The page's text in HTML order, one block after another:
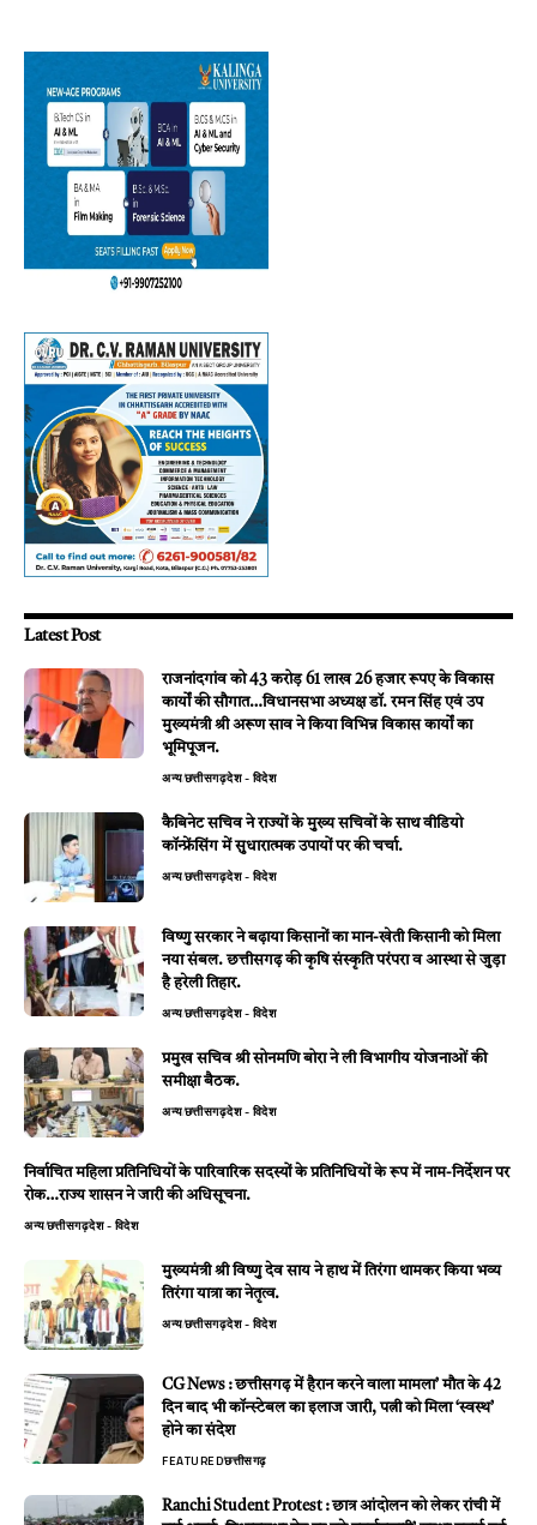
Latest Post
राजनांदगांव को 43 करोड़ 61 लाख 26 हजार रूपए के विकास
कार्यों की सौगात…विधानसभा अध्यक्ष डॉ. रमन सिंह एवं उप
मुख्यमंत्री श्री अरूण साव ने किया विभिन्न विकास कार्यों का
भूमिपूजन.
अन्यछत्तीसगढ़देश - विदेश
कैबिनेट सचिव ने राज्यों के मुख्य सचिवों के साथ वीडियो
कॉन्फ्रेंसिंग में सुधारात्मक उपायों पर की चर्चा.
अन्यछत्तीसगढ़देश - विदेश
विष्णु सरकार ने बढ़ाया किसानों का मान-खेती किसानी को मिला
नया संबल. छत्तीसगढ़ की कृषि संस्कृति परंपरा व आस्था से जुड़ा
है हरेली तिहार.
अन्यछत्तीसगढ़देश - विदेश
प्रमुख सचिव श्री सोनमणि बोरा ने ली विभागीय योजनाओं की
समीक्षा बैठक.
अन्यछत्तीसगढ़देश - विदेश
निर्वाचित महिला प्रतिनिधियों के पारिवारिक सदस्यों के प्रतिनिधियों के रूप में नाम-निर्देशन पर
रोक…राज्य शासन ने जारी की अधिसूचना.
अन्यछत्तीसगढ़देश - विदेश
मुख्यमंत्री श्री विष्णु देव साय ने हाथ में तिरंगा थामकर किया भव्य
तिरंगा यात्रा का नेतृत्व.
अन्यछत्तीसगढ़देश - विदेश
CG News : छत्तीसगढ़ में हैरान करने वाला मामला’ मौत के 42
दिन बाद भी कॉन्स्टेबल का इलाज जारी, पत्नी को मिला ‘स्वस्थ’
होने का संदेश
FEATUREDछत्तीसगढ़
Ranchi Student Protest : छात्र आंदोलन को लेकर रांची में